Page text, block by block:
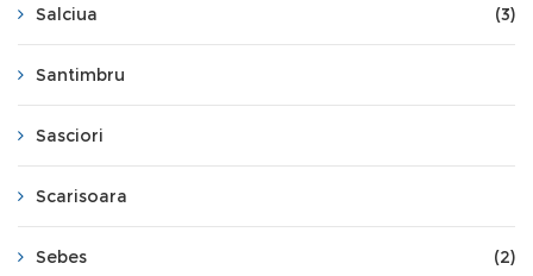
Salciua (3)
Santimbru
Sasciori
Scarisoara
Sebes (2)